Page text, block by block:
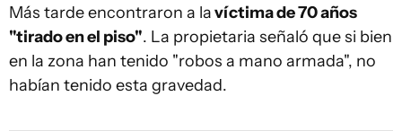
Más tarde encontraron a lavíctima de 70 años
"tirado en el piso". La propietaria señaló que si bien
en la zona han tenido "robos a mano armada", no
habían tenido esta gravedad.